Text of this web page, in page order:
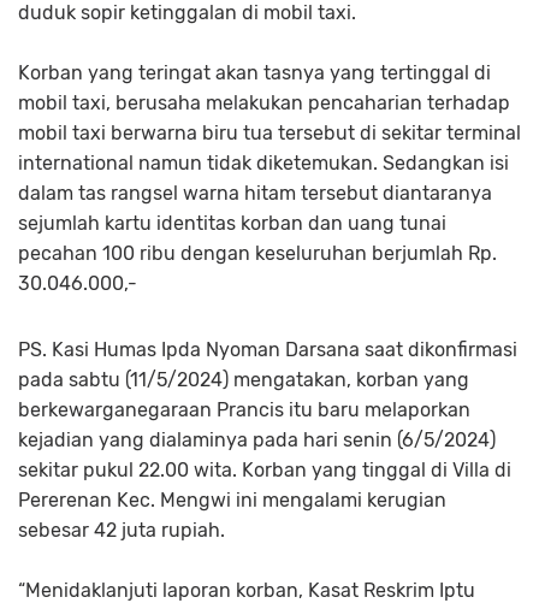
duduk sopir ketinggalan di mobil taxi.
Korban yang teringat akan tasnya yang tertinggal di
mobil taxi, berusaha melakukan pencaharian terhadap
mobil taxi berwarna biru tua tersebut di sekitar terminal
international namun tidak diketemukan. Sedangkan isi
dalam tas rangsel warna hitam tersebut diantaranya
sejumlah kartu identitas korban dan uang tunai
pecahan 100 ribu dengan keseluruhan berjumlah Rp.
30.046.000,-
PS. Kasi Humas Ipda Nyoman Darsana saat dikonfirmasi
pada sabtu (11/5/2024) mengatakan, korban yang
berkewarganegaraan Prancis itu baru melaporkan
kejadian yang dialaminya pada hari senin (6/5/2024)
sekitar pukul 22.00 wita. Korban yang tinggal di Villa di
Pererenan Kec. Mengwi ini mengalami kerugian
sebesar 42 juta rupiah.
“Menidaklanjuti laporan korban, Kasat Reskrim Iptu